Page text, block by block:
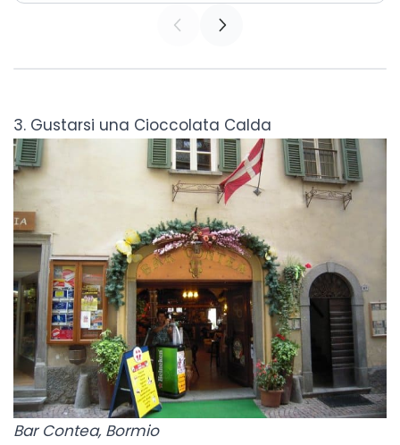
3. Gustarsi una Cioccolata Calda
Bar Contea, Bormio